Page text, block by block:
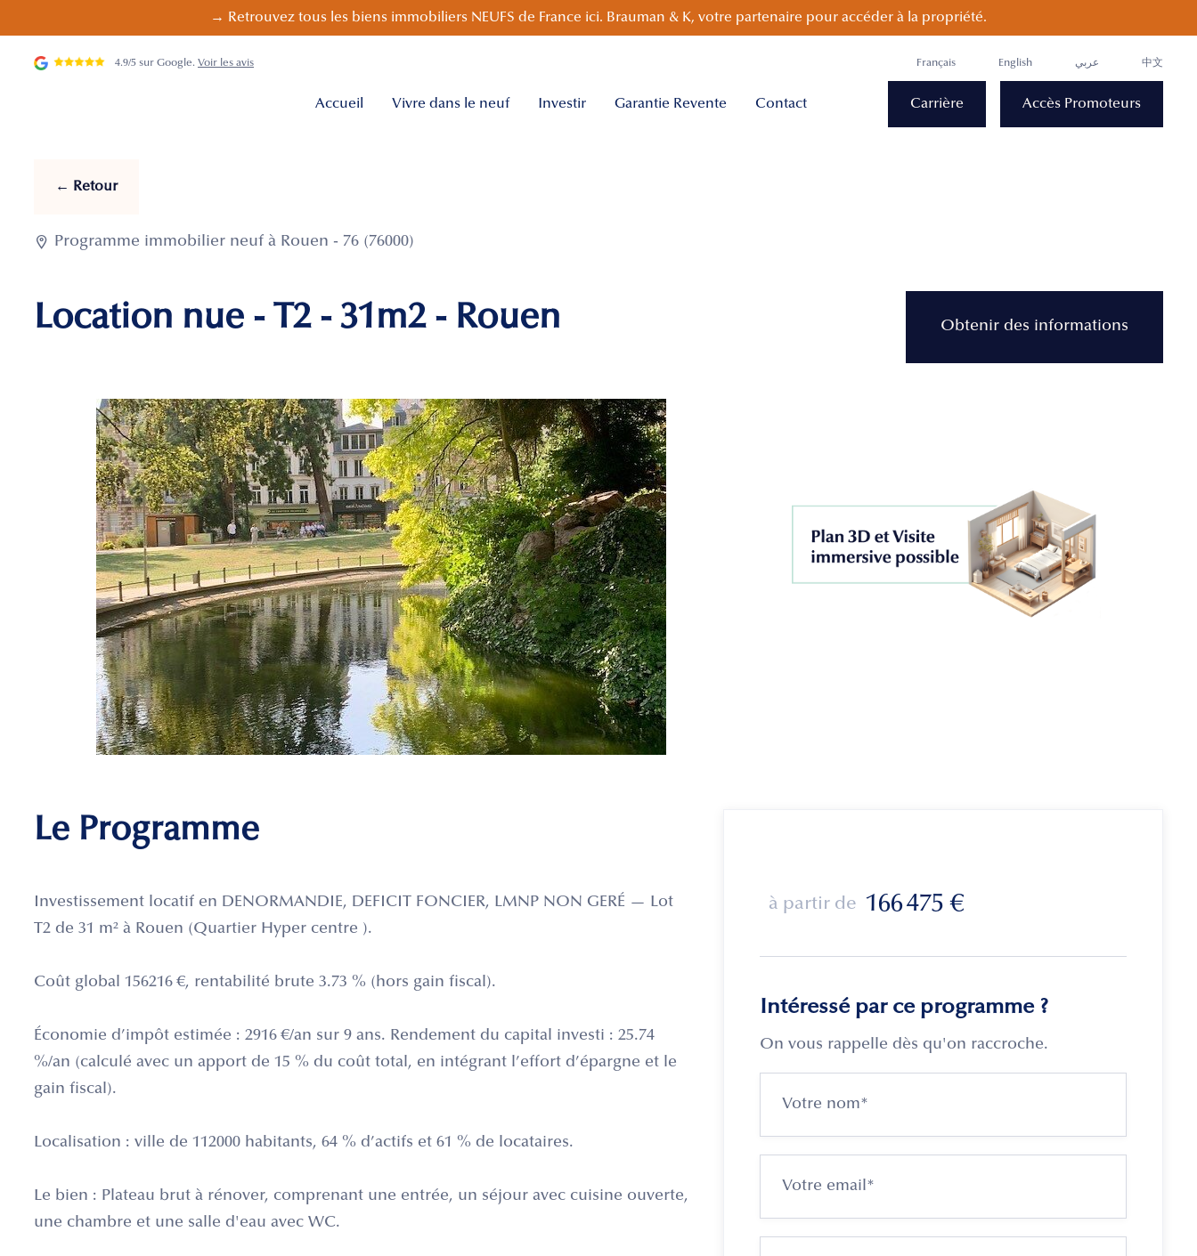
→ Retrouvez tous les biens immobiliers NEUFS de France ici. Brauman & K, votre partenaire pour accéder à la propriété.
4.9/5 sur Google. Voir les avis Français English عربي 中文
Accueil Vivre dans le neuf Investir Garantie Revente Contact Carrière Accès Promoteurs
← Retour
 Programme immobilier neuf à Rouen - 76 (76000)
Location nue - T2 - 31m2 - Rouen Obtenir des informations
Le Programme
Investissement locatif en DENORMANDIE, DEFICIT FONCIER, LMNP NON GERÉ — Lot
T2 de 31 m² à Rouen (Quartier Hyper centre ).
Coût global 156216 €, rentabilité brute 3.73 % (hors gain fiscal).
Économie d’impôt estimée : 2916 €/an sur 9 ans. Rendement du capital investi : 25.74
%/an (calculé avec un apport de 15 % du coût total, en intégrant l’effort d’épargne et le
gain fiscal).
Localisation : ville de 112000 habitants, 64 % d’actifs et 61 % de locataires.
Le bien : Plateau brut à rénover, comprenant une entrée, un séjour avec cuisine ouverte,
une chambre et une salle d'eau avec WC.
à partir de 166 475 €
Intéressé par ce programme ?
On vous rappelle dès qu'on raccroche.